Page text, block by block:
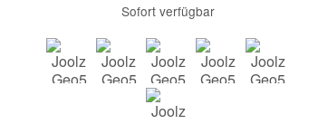
Sofort verfügbar
hazel browndark navy blue